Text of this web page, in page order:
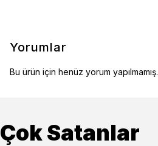
Yorumlar
Bu ürün için henüz yorum yapılmamış.
Çok Satanlar